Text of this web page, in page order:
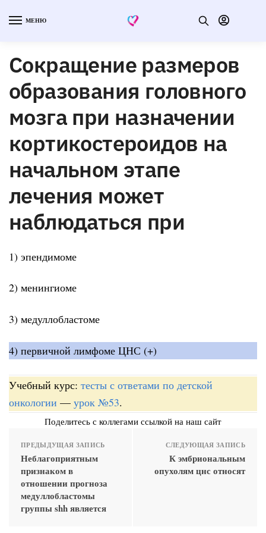
МЕНЮ
Сокращение размеров
образования головного
мозга при назначении
кортикостероидов на
начальном этапе
лечения может
наблюдаться при
1) эпендимоме
2) менингиоме
3) медуллобластоме
4) первичной лимфоме ЦНС (+)
Учебный курс: тесты с ответами по детской
онкологии — урок №53.
Поделитесь с коллегами ссылкой на наш сайт
ПРЕДЫДУЩАЯ ЗАПИСЬ
Неблагоприятным
признаком в
отношении прогноза
медуллобластомы
группы shh является
СЛЕДУЮЩАЯ ЗАПИСЬ
К эмбриональным
опухолям цнс относят